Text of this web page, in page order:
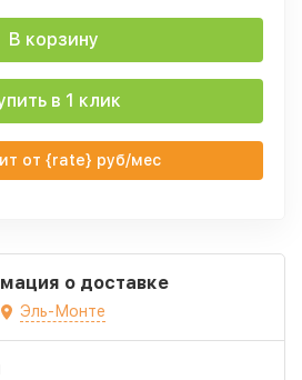
В корзину
в 1 клик
от {rate} руб/мес
о доставке
Эль-Монте